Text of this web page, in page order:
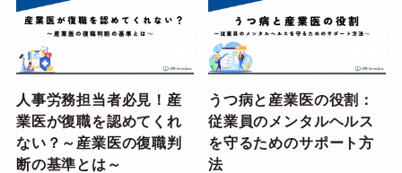
人事労務担当者必見！産
業医が復職を認めてくれ
ない？～産業医の復職判
断の基準とは～
うつ病と産業医の役割：
従業員のメンタルヘルス
を守るためのサポート方
法